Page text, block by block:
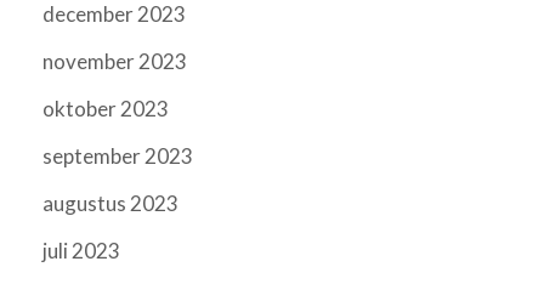
december 2023
november 2023
oktober 2023
september 2023
augustus 2023
juli 2023